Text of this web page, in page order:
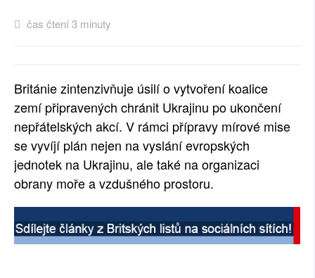
čas čtení 3 minuty
Británie zintenzivňuje úsilí o vytvoření koalice
zemí připravených chránit Ukrajinu po ukončení
nepřátelských akcí. V rámci přípravy mírové mise
se vyvíjí plán nejen na vyslání evropských
jednotek na Ukrajinu, ale také na organizaci
obrany moře a vzdušného prostoru.